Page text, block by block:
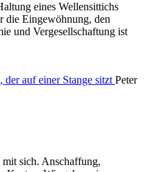
eines Wellensittichs
die Eingewöhnung, den
und Vergesellschaftung ist
Peter
sich. Anschaffung,